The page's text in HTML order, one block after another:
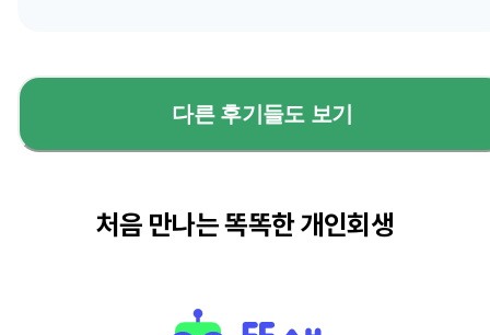
다른 후기들도 보기
처음 만나는 똑똑한 개인회생